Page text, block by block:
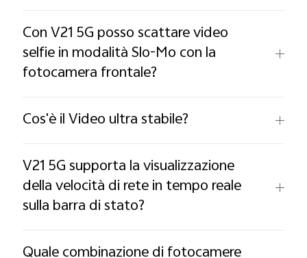
Con V21 5G posso scattare video
selfie in modalità Slo-Mo con la
fotocamera frontale?
Cos'è il Video ultra stabile?
V21 5G supporta la visualizzazione
della velocità di rete in tempo reale
sulla barra di stato?